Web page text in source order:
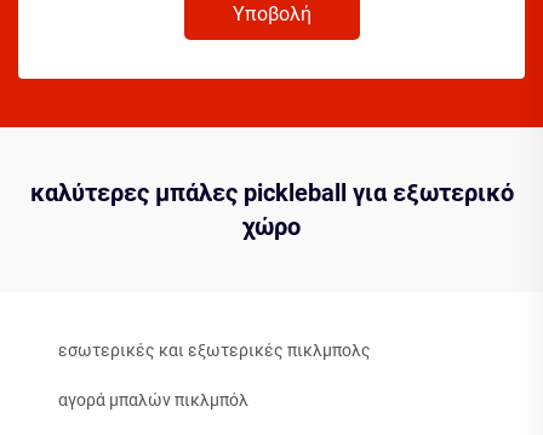
Υποβολή
καλύτερες μπάλες pickleball για εξωτερικό
χώρο
εσωτερικές και εξωτερικές πικλμπολς
αγορά μπαλών πικλμπόλ